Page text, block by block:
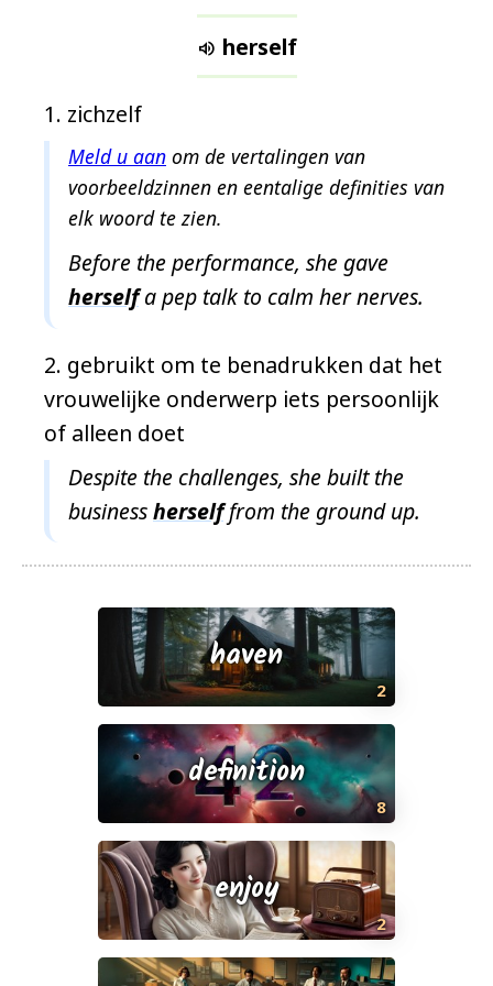
n
n
 herself
zichzelf
Meld u aan om de vertalingen van
voorbeeldzinnen en eentalige definities van
elk woord te zien.
Before the performance, she gave
herselfa pep talk to calm her nerves.
gebruikt om te benadrukken dat het
vrouwelijke onderwerp iets persoonlijk
of alleen doet
Despite the challenges, she built the
businessherselffrom the ground up.
2
haven
8
definition
2
enjoy